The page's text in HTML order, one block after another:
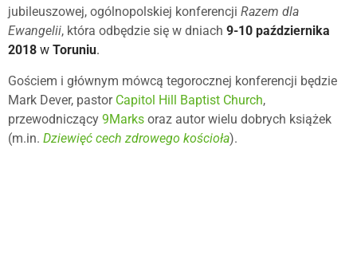
jubileuszowej, ogólnopolskiej konferencji Razem dla
Ewangelii, która odbędzie się w dniach 9-10 października
2018 w Toruniu.
Gościem i głównym mówcą tegorocznej konferencji będzie
Mark Dever, pastor Capitol Hill Baptist Church,
przewodniczący 9Marks oraz autor wielu dobrych książek
(m.in. Dziewięć cech zdrowego kościoła).